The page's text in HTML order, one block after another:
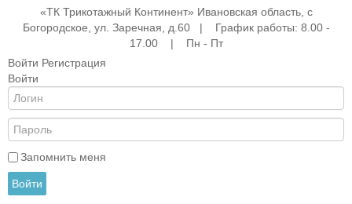
«ТК Трикотажный Континент» Ивановская область, с
Богородское, ул. Заречная, д.60 | График работы: 8.00 -
17.00 | Пн - Пт
Войти Регистрация
Войти
Запомнить меня
Войти